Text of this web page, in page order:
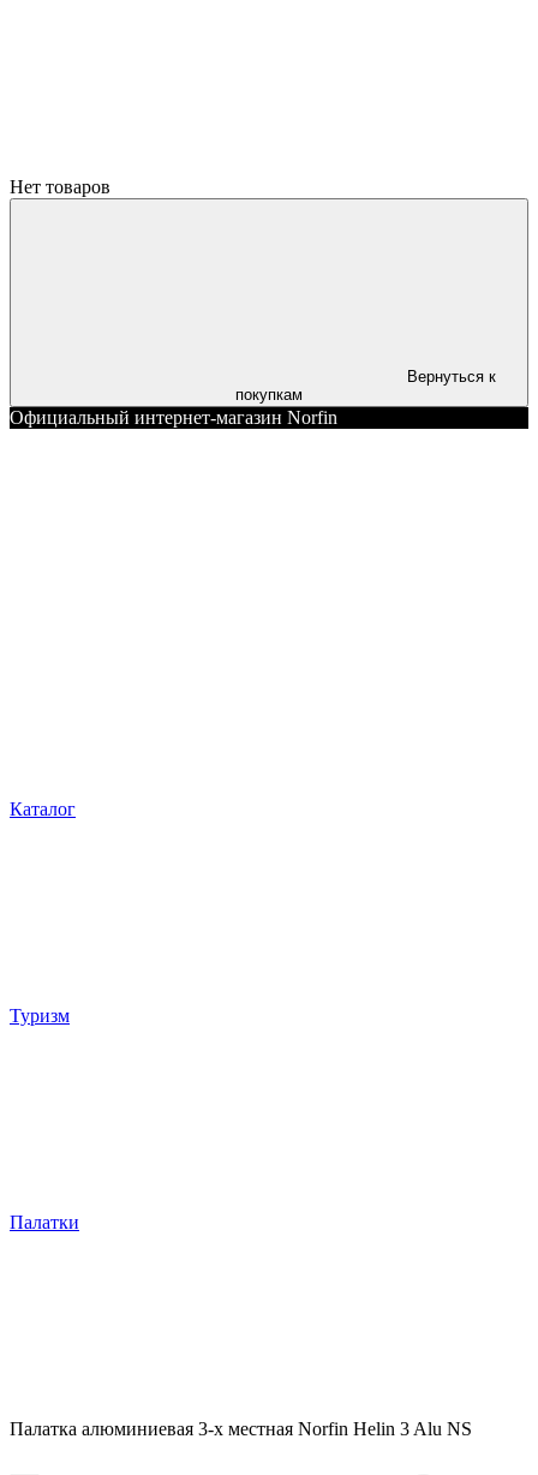
Нет товаров
Вернуться к
покупкам
Официальный интернет-магазин Norfin
Каталог
Туризм
Палатки
Палатка алюминиевая 3-х местная Norfin Helin 3 Alu NS